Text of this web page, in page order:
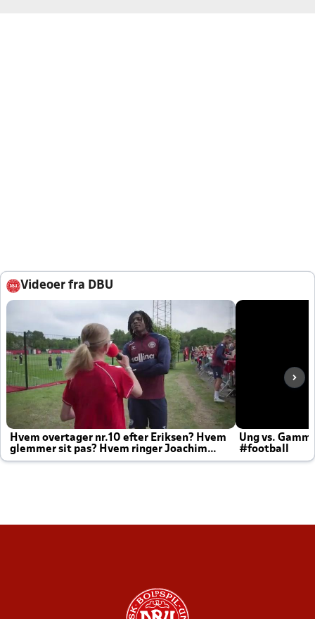
Videoer fra DBU
Hvem overtager nr.10 efter Eriksen? Hvem
glemmer sit pas? Hvem ringer Joachim
altid til efter kampe?
Ung vs.
#football